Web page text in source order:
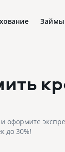
Займы
оформите
до 30%!